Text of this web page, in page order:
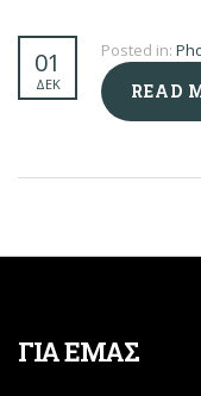
01
ΔΕΚ
Posted in:
READ
ΓΙΑ ΕΜΑΣ